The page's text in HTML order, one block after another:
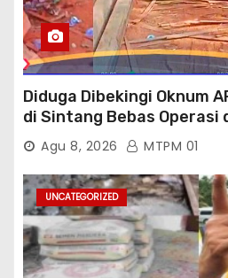
Diduga Dibekingi Oknum
di Sintang Bebas Operasi
Lindung
Agu 8, 2026 MTPM 01
UNCATEGORIZED